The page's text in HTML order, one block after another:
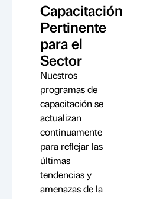
Capacitación
Pertinente
para el
Sector
Nuestros
programas de
capacitación se
actualizan
continuamente
para reflejar las
últimas
tendencias y
amenazas de la